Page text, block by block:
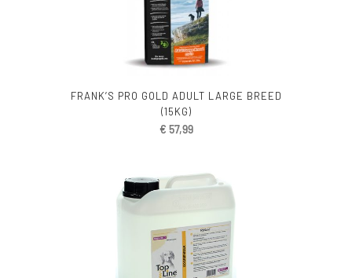
FRANK’S PRO GOLD ADULT LARGE BREED
(15KG)
€ 57,99